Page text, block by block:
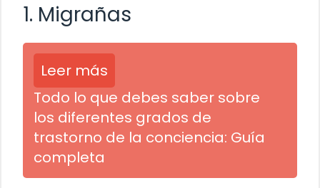
1. Migrañas
Leer más
Todo lo que debes saber sobre
los diferentes grados de
trastorno de la conciencia: Guía
completa